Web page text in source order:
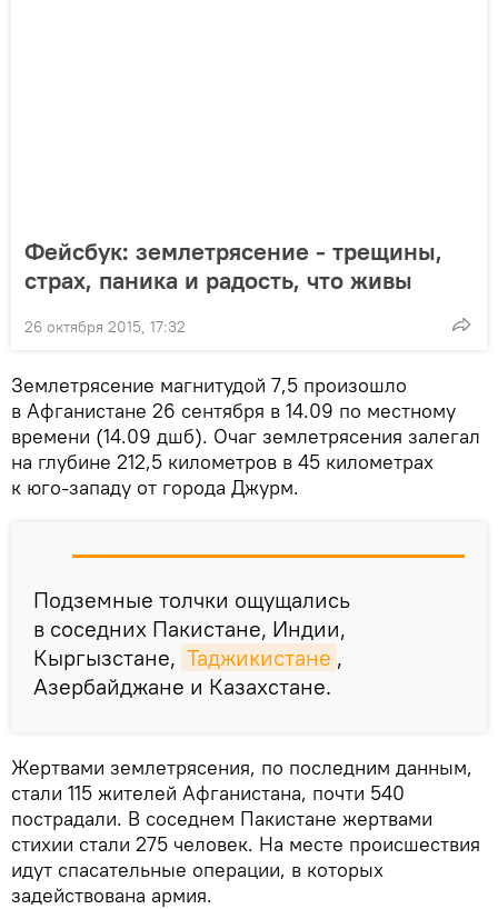
Фейсбук: землетрясение - трещины,
страх, паника и радость, что живы
26 октября 2015, 17:32
Землетрясение магнитудой 7,5 произошло
в Афганистане 26 сентября в 14.09 по местному
времени (14.09 дшб). Очаг землетрясения залегал
на глубине 212,5 километров в 45 километрах
к юго-западу от города Джурм.
Подземные толчки ощущались
в соседних Пакистане, Индии,
Кыргызстане, Таджикистане ,
Азербайджане и Казахстане.
Жертвами землетрясения, по последним данным,
стали 115 жителей Афганистана, почти 540
пострадали. В соседнем Пакистане жертвами
стихии стали 275 человек. На месте происшествия
идут спасательные операции, в которых
задействована армия.